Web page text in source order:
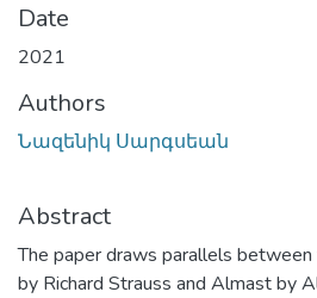
Date
2021
Authors
Նազենիկ Սարգսեան
Abstract
The paper draws parallels
by Richard Strauss and Almast by